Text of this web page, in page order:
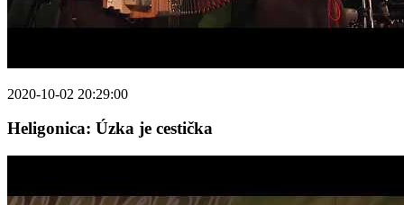
2020-10-02 20:29:00
Heligonica: Úzka je cestička